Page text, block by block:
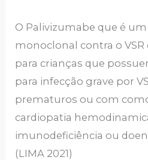
O Palivizumabe que é
monoclonal contra o VSR
para crianças que
para infecção grave por
prematuros ou com
cardiopatia
imunodeficiência ou
(LIMA 2021)